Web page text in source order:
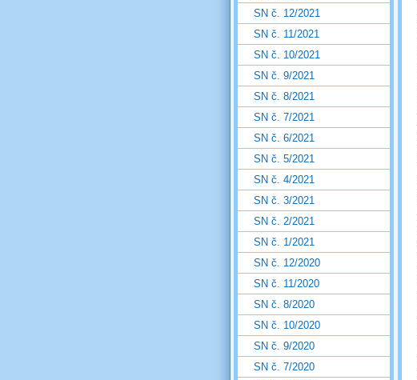
SN č. 12/2021
SN č. 11/2021
SN č. 10/2021
SN č. 9/2021
SN č. 8/2021
SN č. 7/2021
SN č. 6/2021
SN č. 5/2021
SN č. 4/2021
SN č. 3/2021
SN č. 2/2021
SN č. 1/2021
SN č. 12/2020
SN č. 11/2020
SN č. 8/2020
SN č. 10/2020
SN č. 9/2020
SN č. 7/2020